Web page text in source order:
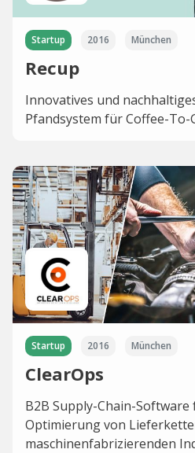
Startup 2016 München
Recup
Innovatives und
Pfandsystem für Coffee-To-
Startup 2016 München
ClearOps
B2B Supply-Chain-
Optimierung von
maschinenfabrizierenden